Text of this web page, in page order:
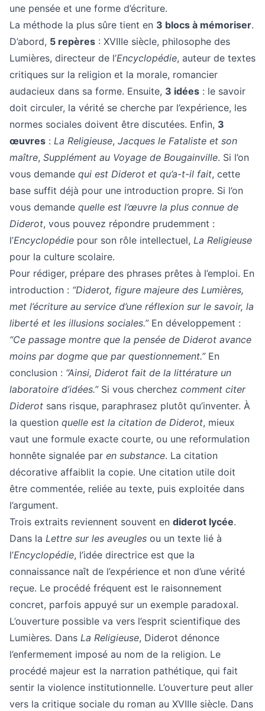
une pensée et une forme d’écriture.
La méthode la plus sûre tient en 3 blocs à mémoriser.
D’abord, 5 repères : XVIIIe siècle, philosophe des
Lumières, directeur de l’Encyclopédie, auteur de textes
critiques sur la religion et la morale, romancier
audacieux dans sa forme. Ensuite, 3 idées : le savoir
doit circuler, la vérité se cherche par l’expérience, les
normes sociales doivent être discutées. Enfin, 3
œuvres : La Religieuse, Jacques le Fataliste et son
maître, Supplément au Voyage de Bougainville. Si l’on
vous demande qui est Diderot et qu’a-t-il fait, cette
base suffit déjà pour une introduction propre. Si l’on
vous demande quelle est l’œuvre la plus connue de
Diderot, vous pouvez répondre prudemment :
l’Encyclopédie pour son rôle intellectuel, La Religieuse
pour la culture scolaire.
Pour rédiger, prépare des phrases prêtes à l’emploi. En
introduction : “Diderot, figure majeure des Lumières,
met l’écriture au service d’une réflexion sur le savoir, la
liberté et les illusions sociales.”En développement :
“Ce passage montre que la pensée de Diderot avance
moins par dogme que par questionnement.”En
conclusion : “Ainsi, Diderot fait de la littérature un
laboratoire d’idées.”Si vous cherchez comment citer
Diderot sans risque, paraphrasez plutôt qu’inventer. À
la question quelle est la citation de Diderot, mieux
vaut une formule exacte courte, ou une reformulation
honnête signalée par en substance. La citation
décorative affaiblit la copie. Une citation utile doit
être commentée, reliée au texte, puis exploitée dans
l’argument.
Trois extraits reviennent souvent en diderot lycée.
Dans la Lettre sur les aveugles ou un texte lié à
l’Encyclopédie, l’idée directrice est que la
connaissance naît de l’expérience et non d’une vérité
reçue. Le procédé fréquent est le raisonnement
concret, parfois appuyé sur un exemple paradoxal.
L’ouverture possible va vers l’esprit scientifique des
Lumières. Dans La Religieuse, Diderot dénonce
l’enfermement imposé au nom de la religion. Le
procédé majeur est la narration pathétique, qui fait
sentir la violence institutionnelle. L’ouverture peut aller
vers la critique sociale du roman au XVIIIe siècle. Dans